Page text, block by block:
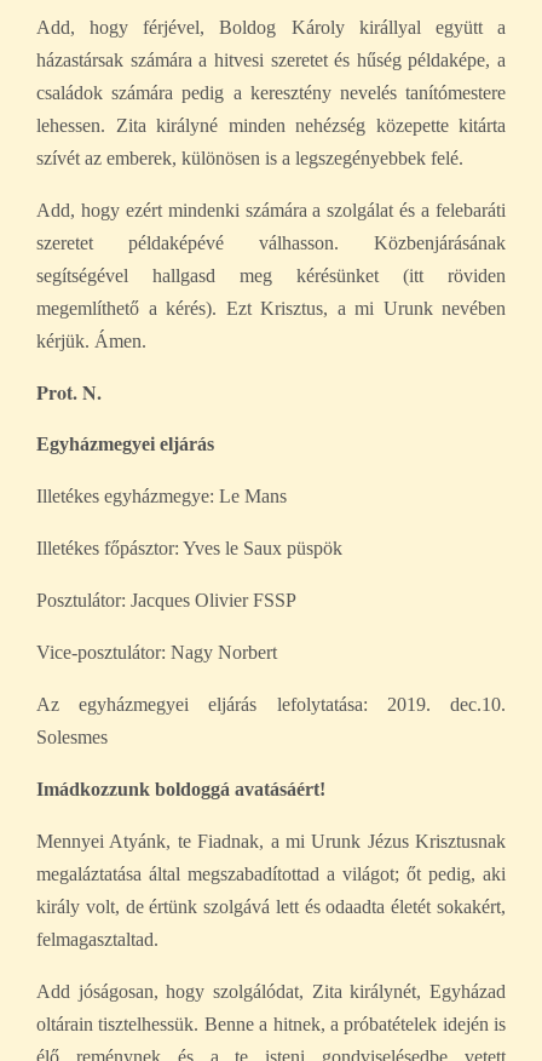
Add, hogy férjével, Boldog Károly királlyal együtt a
házastársak számára a hitvesi szeretet és hűség példaképe, a
családok számára pedig a keresztény nevelés tanítómestere
lehessen. Zita királyné minden nehézség közepette kitárta
szívét az emberek, különösen is a legszegényebbek felé.
Add, hogy ezért mindenki számára a szolgálat és a felebaráti
szeretet példaképévé válhasson. Közbenjárásának
segítségével hallgasd meg kérésünket (itt röviden
megemlíthető a kérés). Ezt Krisztus, a mi Urunk nevében
kérjük. Ámen.
Prot. N.
Egyházmegyei eljárás
Illetékes egyházmegye: Le Mans
Illetékes főpásztor: Yves le Saux püspök
Posztulátor: Jacques Olivier FSSP
Vice-posztulátor: Nagy Norbert
Az egyházmegyei eljárás lefolytatása: 2019. dec.10.
Solesmes
Imádkozzunk boldoggá avatásáért!
Mennyei Atyánk, te Fiadnak, a mi Urunk Jézus Krisztusnak
megaláztatása által megszabadítottad a világot; őt pedig, aki
király volt, de értünk szolgává lett és odaadta életét sokakért,
felmagasztaltad.
Add jóságosan, hogy szolgálódat, Zita királynét, Egyházad
oltárain tisztelhessük. Benne a hitnek, a próbatételek idején is
élő reménynek és a te isteni gondviselésedbe vetett